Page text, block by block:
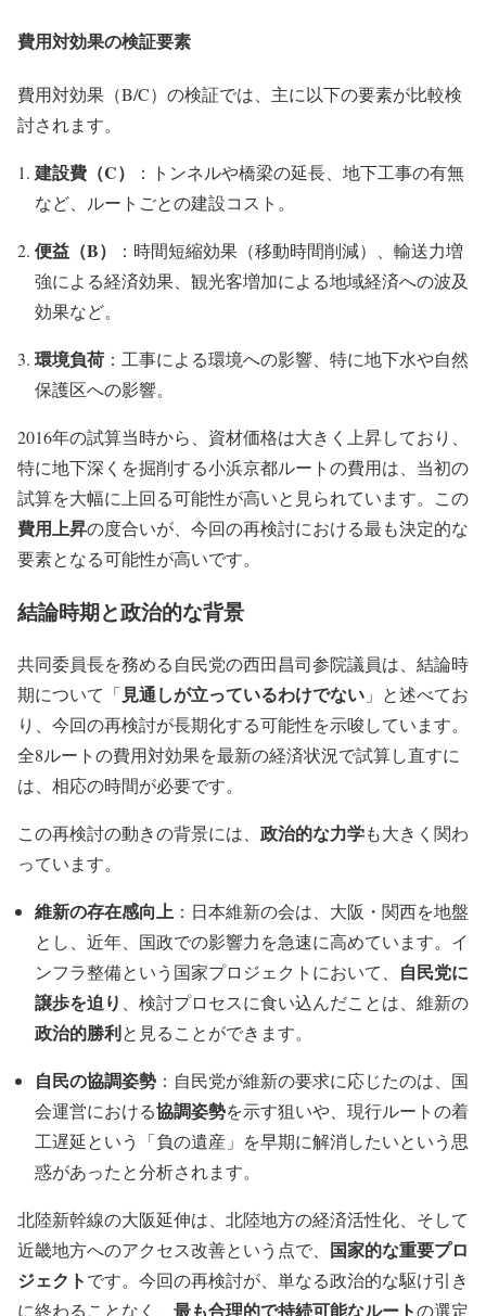
費用対効果の検証要素
費用対効果（B/C）の検証では、主に以下の要素が比較検
討されます。
建設費（C）
：トンネルや橋梁の延長、地下工事の有無
など、ルートごとの建設コスト。
便益（B）
：時間短縮効果（移動時間削減）、輸送力増
強による経済効果、観光客増加による地域経済への波及
効果など。
環境負荷 ：工事による環境への影響、特に地下水や自然
保護区への影響。
2016年の試算当時から、資材価格は大きく上昇しており、
特に地下深くを掘削する小浜京都ルートの費用は、当初の
試算を大幅に上回る可能性が高いと見られています。この
費用上昇の度合いが、今回の再検討における最も決定的な
要素となる可能性が高いです。
結論時期と政治的な背景
共同委員長を務める自民党の西田昌司参院議員は、結論時
期について「見通しが立っているわけでない 」と述べてお
り、今回の再検討が長期化する可能性を示唆しています。
全8ルートの費用対効果を最新の経済状況で試算し直すに
は、相応の時間が必要です。
この再検討の動きの背景には、 政治的な力学も大きく関わ
っています。
維新の存在感向上 ：日本維新の会は、大阪・関西を地盤
とし、近年、国政での影響力を急速に高めています。イ
ンフラ整備という国家プロジェクトにおいて、 自民党に
譲歩を迫り 、検討プロセスに食い込んだことは、維新の
政治的勝利と見ることができます。
自民の協調姿勢 ：自民党が維新の要求に応じたのは、国
会運営における協調姿勢を示す狙いや、現行ルートの着
工遅延という「負の遺産」を早期に解消したいという思
惑があったと分析されます。
北陸新幹線の大阪延伸は、北陸地方の経済活性化、そして
近畿地方へのアクセス改善という点で、 国家的な重要プロ
ジェクトです。今回の再検討が、単なる政治的な駆け引き
に終わることなく、 最も合理的で持続可能なルートの選定